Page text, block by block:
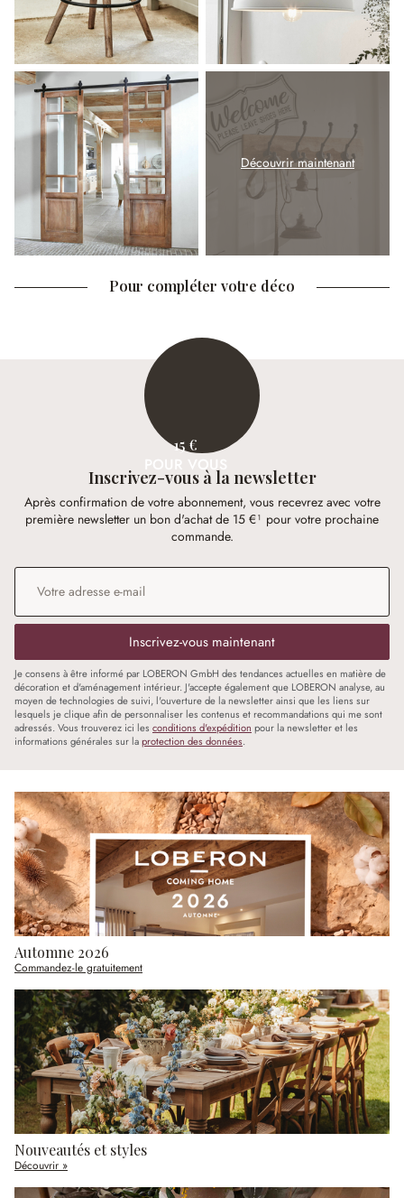
Découvrir maintenant
Pour compléter votre déco
15 €
POUR VOUS
Inscrivez-vous à la newsletter
Après confirmation de votre abonnement, vous recevrez avec votre
première newsletter un bon d'achat de 15 €¹ pour votre prochaine
commande.
Adresse e-mail*
Inscrivez-vous maintenant
Je consens à être informé par LOBERON GmbH des tendances actuelles en matière de
décoration et d'aménagement intérieur. J'accepte également que LOBERON analyse, au
moyen de technologies de suivi, l'ouverture de la newsletter ainsi que les liens sur
lesquels je clique afin de personnaliser les contenus et recommandations qui me sont
adressés. Vous trouverez ici les conditions d'expédition pour la newsletter et les
informations générales sur laprotection des données.
Automne 2026
Commandez-le gratuitement
Nouveautés et styles
Découvrir »